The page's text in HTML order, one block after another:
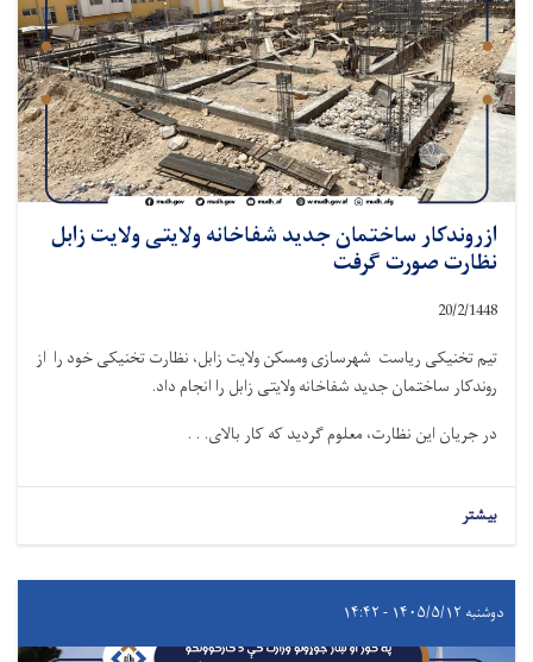
ازروندکار ساختمان جدید شفاخانه ولایتی ولایت زابل
نظارت صورت گرفت
20/2/1448
تیم تخنیکی ریاست شهرسازی ومسکن ولایت زابل، نظارت تخنیکی خود را از
روندکار ساختمان جدید شفاخانه ولایتی زابل را انجام داد.
در جریان این نظارت، معلوم گردید که کار بالای. . .
بیشتر
دوشنبه ۱۴۰۵/۵/۱۲ - ۱۴:۴۲